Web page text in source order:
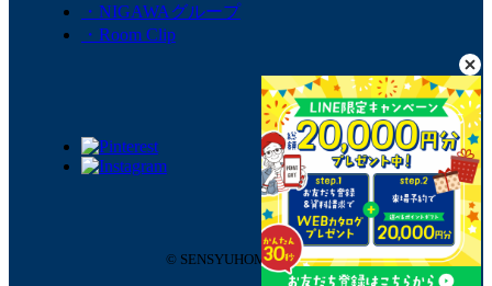
・NIGAWAグループ
・Room Clip
© SENSYUHOME co.,LTD